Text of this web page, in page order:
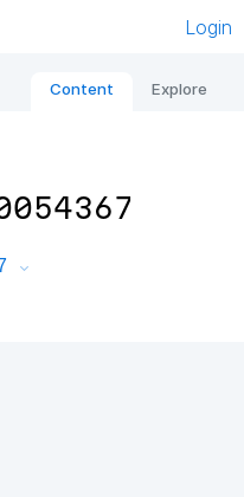
Login
Content Explore